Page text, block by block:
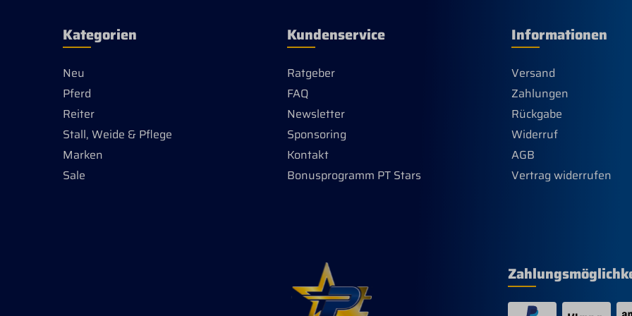
Kategorien
Neu
Pferd
Reiter
Stall, Weide & Pflege
Marken
Sale
Kundenservice
Ratgeber
FAQ
Newsletter
Sponsoring
Kontakt
Bonusprogramm PT Stars
Informationen
Versand
Zahlungen
Rückgabe
Widerruf
AGB
Vertrag widerrufen